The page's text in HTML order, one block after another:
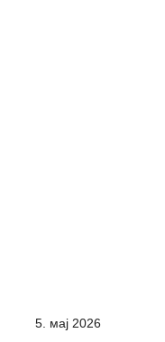
5. мај 2026